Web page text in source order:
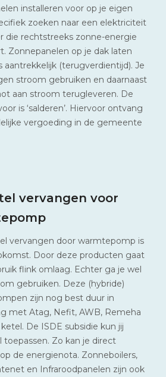
installeren voor op je eigen
zoeken naar een elektriciteit
die rechtstreeks zonne-energie
Zonnepanelen op je dak laten
aantrekkelijk (terugverdientijd). Je
stroom gebruiken en daarnaast
aan stroom terugleveren. De
is ‘salderen’. Hiervoor ontvang
vergoeding in de gemeente
vervangen voor
vervangen door warmtepomp is
Door deze producten gaat
flink omlaag. Echter ga je wel
gebruiken. Deze (hybride)
zijn nog best duur in
met Atag, Nefit, AWB, Remeha
De ISDE subsidie kun jij
toepassen. Zo kan je direct
de energienota. Zonneboilers,
en Infraroodpanelen zijn ook